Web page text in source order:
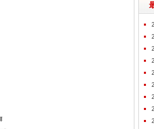
入
期
入
经
通
募
募
通